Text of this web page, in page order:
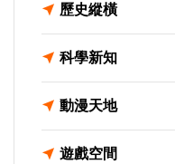
歷史縱橫
科學新知
動漫天地
遊戲空間